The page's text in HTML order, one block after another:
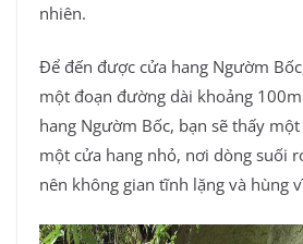
nhiên.
Để đến được cửa hang Ngườm
một đoạn đường dài khoảng
hang Ngườm Bốc, bạn sẽ thấy
một cửa hang nhỏ, nơi dòng suối
nên không gian tĩnh lặng và hùng